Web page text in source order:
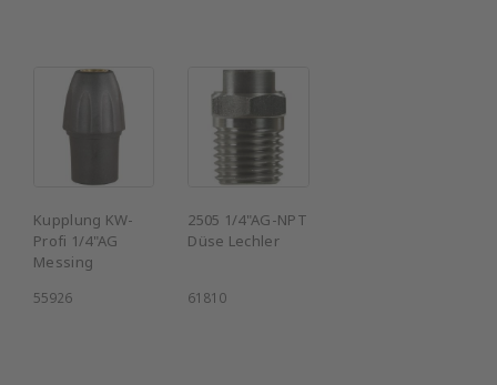
Kupplung KW-
Profi 1/4"AG
Messing
55926
2505 1/4"AG-NPT
Düse Lechler
61810